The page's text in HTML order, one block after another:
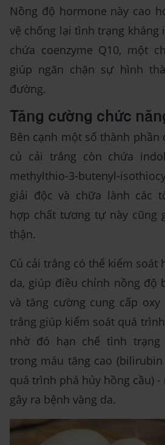
Nồng độ hormone này cao
vệ chống lại tình trạng kháng
chứa coenzyme Q10, một
giúp ngăn chặn sự hình
đường.
Tăng cường chức
Bên cạnh một số thành phần
củ cải trắng còn chứa
methylthio-3-butenyl-
giải độc và chữa lành các
hợp chất tương tự này cũng
thận.
Củ cải trắng có thể kiểm soát
da, giúp điều chỉnh nồng độ
và tăng cường cung cấp
trắng giúp kiểm soát quá
nhờ đó hạn chế tình
trong máu tăng cao
quá trình phá hủy hồng cầu)
gây ra bệnh vàng da.